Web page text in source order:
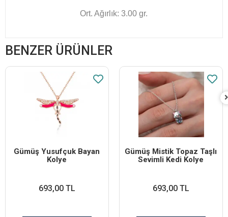
Ort. Ağırlık: 3.00 gr.
BENZER ÜRÜNLER
Gümüş Yusufçuk Bayan
Kolye
693,00 TL
Gümüş Mistik Topaz Taşlı
Sevimli Kedi Kolye
693,00 TL